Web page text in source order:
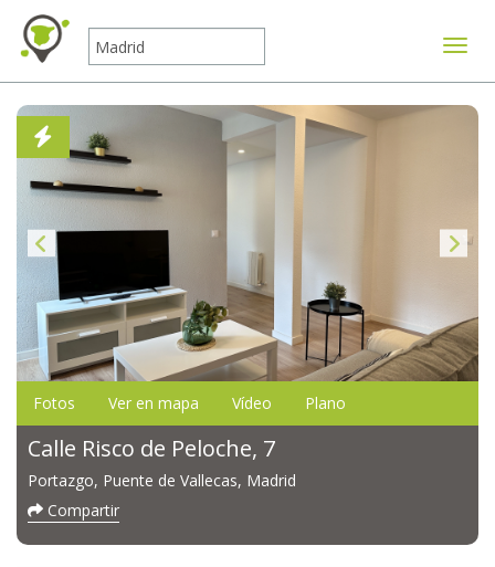
Fotos Ver en mapa Vídeo Plano
Calle Risco de Peloche, 7
Portazgo, Puente de Vallecas, Madrid
Compartir